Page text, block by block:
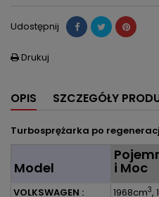
Udostępnij
 Drukuj
OPIS SZCZEGÓŁY
Turbosprężarka po
Model i Moc
VOLKSWAGEN :
1968cm3,